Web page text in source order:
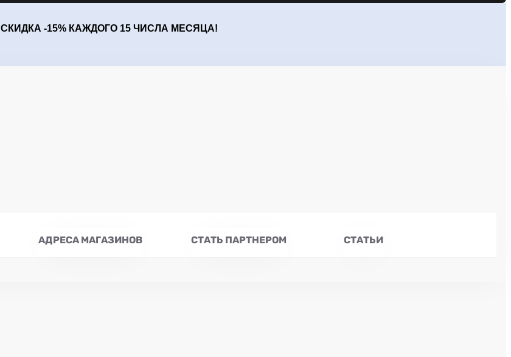
СКИДКА -15% КАЖДОГО 15 ЧИСЛА МЕСЯЦА!
АДРЕСА МАГАЗИНОВ СТАТЬ ПАРТНЕРОМ СТАТЬИ